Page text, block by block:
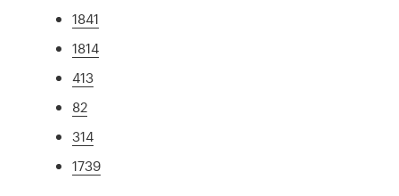
1841
1814
413
82
314
1739